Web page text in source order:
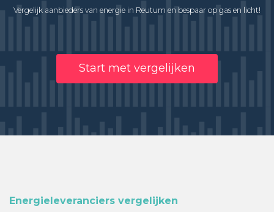
Vergelijk aanbieders van energie in Reutum en bespaar op gas en licht!
Start met vergelijken
Energieleveranciers vergelijken